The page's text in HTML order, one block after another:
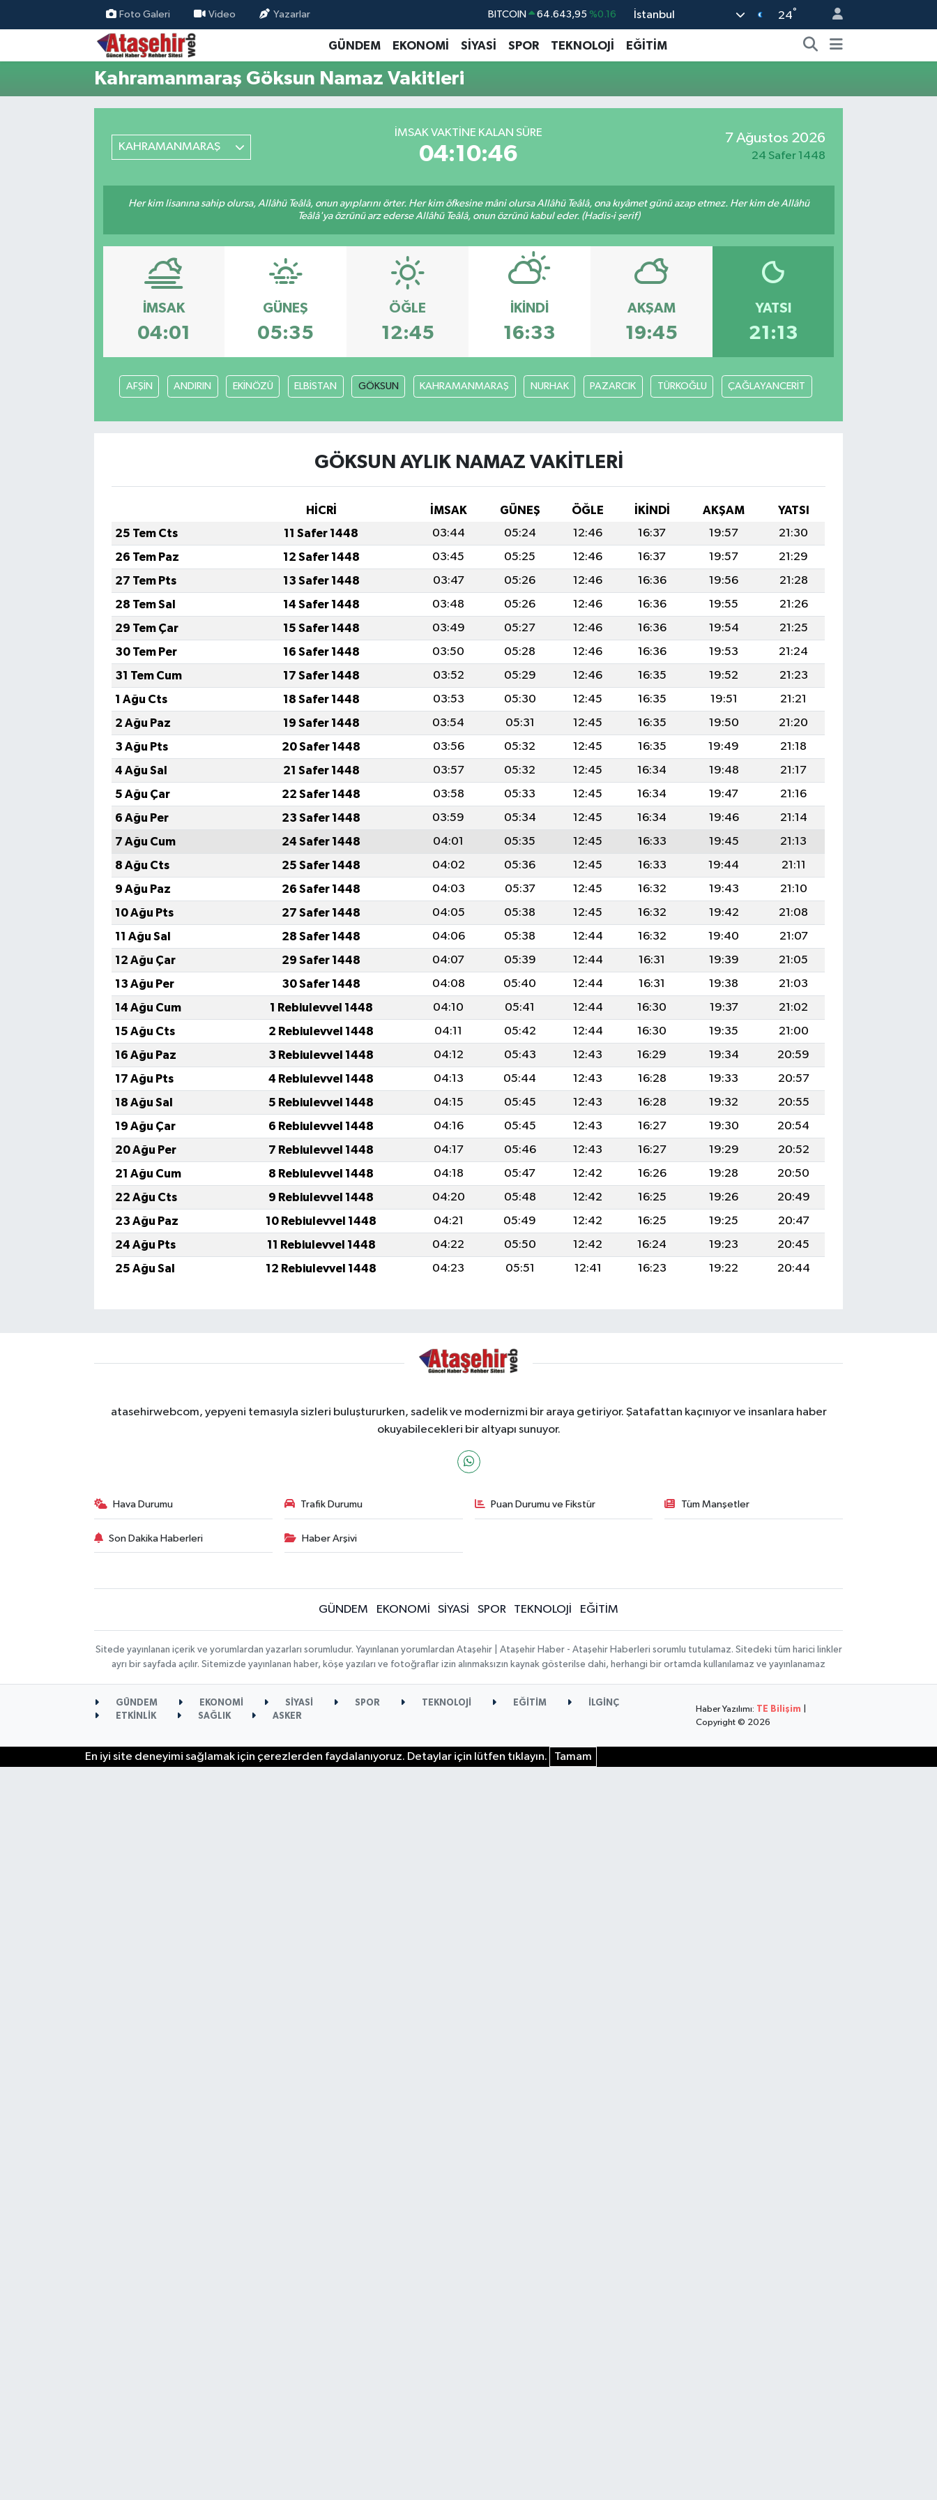
Foto Galeri Video Yazarlar BITCOIN 64.643,95 %0.16
DOLAR 47,6704 %0
EURO 55,0406 %-0.08
İstanbul 24°
GÜNDEM EKONOMİ SİYASİ SPOR TEKNOLOJİ EĞİTİM
Kahramanmaraş Göksun Namaz Vakitleri
KAHRAMANMARAŞ
İMSAK VAKTINE KALAN SÜRE
04:10:45
7 Ağustos 2026
24 Safer 1448
Her kim lisanına sahip olursa, Allâhü Teâlâ, onun ayıplarını örter. Her kim öfkesine mâni olursa Allâhü Teâlâ, ona kıyâmet günü azap etmez. Her kim de Allâhü
Teâlâ'ya özrünü arz ederse Allâhü Teâlâ, onun özrünü kabul eder. (Hadis-i şerif)
İMSAK
04:01
GÜNEŞ
05:35
ÖĞLE
12:45
İKINDI
16:33
AKŞAM
19:45
YATSI
21:13
AFŞİN ANDIRIN EKİNÖZÜ ELBİSTAN GÖKSUN KAHRAMANMARAŞ NURHAK PAZARCIK TÜRKOĞLU ÇAĞLAYANCERİT
GÖKSUN AYLIK NAMAZ VAKITLERI
HİCRİ İMSAK GÜNEŞ ÖĞLE İKINDI AKŞAM
YATSI
25 Tem Cts
11 Safer 1448 03:44 05:24 12:46 16:37 19:57
21:30
26 Tem Paz
12 Safer 1448 03:45 05:25 12:46 16:37 19:57
21:29
27 Tem Pts
13 Safer 1448 03:47 05:26 12:46 16:36 19:56
21:28
28 Tem Sal
14 Safer 1448 03:48 05:26 12:46 16:36 19:55
21:26
29 Tem Çar
15 Safer 1448 03:49 05:27 12:46 16:36 19:54
21:25
30 Tem Per
16 Safer 1448 03:50 05:28 12:46 16:36 19:53
21:24
31 Tem Cum
17 Safer 1448 03:52 05:29 12:46 16:35 19:52
21:23
1 Ağu Cts
18 Safer 1448 03:53 05:30 12:45 16:35 19:51
21:21
2 Ağu Paz
19 Safer 1448 03:54 05:31 12:45 16:35 19:50
21:20
3 Ağu Pts
20 Safer 1448 03:56 05:32 12:45 16:35 19:49
21:18
4 Ağu Sal
21 Safer 1448 03:57 05:32 12:45 16:34 19:48
21:17
5 Ağu Çar
22 Safer 1448 03:58 05:33 12:45 16:34 19:47
21:16
6 Ağu Per
23 Safer 1448 03:59 05:34 12:45 16:34 19:46
21:14
7 Ağu Cum
24 Safer 1448 04:01 05:35 12:45 16:33 19:45
21:13
8 Ağu Cts
25 Safer 1448 04:02 05:36 12:45 16:33 19:44
21:11
9 Ağu Paz
26 Safer 1448 04:03 05:37 12:45 16:32 19:43
21:10
10 Ağu Pts
27 Safer 1448 04:05 05:38 12:45 16:32 19:42
21:08
11 Ağu Sal
28 Safer 1448 04:06 05:38 12:44 16:32 19:40
21:07
12 Ağu Çar
29 Safer 1448 04:07 05:39 12:44 16:31 19:39
21:05
13 Ağu Per
30 Safer 1448 04:08 05:40 12:44 16:31 19:38
21:03
14 Ağu Cum
1 Rebiulevvel 1448 04:10 05:41 12:44 16:30 19:37
21:02
15 Ağu Cts
2 Rebiulevvel 1448 04:11 05:42 12:44 16:30 19:35
21:00
16 Ağu Paz
3 Rebiulevvel 1448 04:12 05:43 12:43 16:29 19:34
20:59
17 Ağu Pts
4 Rebiulevvel 1448 04:13 05:44 12:43 16:28 19:33
20:57
18 Ağu Sal
5 Rebiulevvel 1448 04:15 05:45 12:43 16:28 19:32
20:55
19 Ağu Çar
6 Rebiulevvel 1448 04:16 05:45 12:43 16:27 19:30
20:54
20 Ağu Per
7 Rebiulevvel 1448 04:17 05:46 12:43 16:27 19:29
20:52
21 Ağu Cum
8 Rebiulevvel 1448 04:18 05:47 12:42 16:26 19:28
20:50
22 Ağu Cts
9 Rebiulevvel 1448 04:20 05:48 12:42 16:25 19:26
20:49
23 Ağu Paz
10 Rebiulevvel 1448 04:21 05:49 12:42 16:25 19:25
20:47
24 Ağu Pts
11 Rebiulevvel 1448 04:22 05:50 12:42 16:24 19:23
20:45
25 Ağu Sal
12 Rebiulevvel 1448 04:23 05:51 12:41 16:23 19:22 20:44
atasehirwebcom, yepyeni temasıyla sizleri buluştururken, sadelik ve modernizmi bir araya getiriyor. Şatafattan kaçınıyor ve insanlara haber
okuyabilecekleri bir altyapı sunuyor.
Hava Durumu Trafik Durumu Puan Durumu ve Fikstür Tüm Manşetler
Son Dakika Haberleri Haber Arşivi
GÜNDEM EKONOMİ SİYASİ SPOR TEKNOLOJİ EĞİTİM
Sitede yayınlanan içerik ve yorumlardan yazarları sorumludur. Yayınlanan yorumlardan Ataşehir | Ataşehir Haber - Ataşehir Haberleri sorumlu tutulamaz. Sitedeki tüm harici linkler
ayrı bir sayfada açılır. Sitemizde yayınlanan haber, köşe yazıları ve fotoğraflar izin alınmaksızın kaynak gösterilse dahi, herhangi bir ortamda kullanılamaz ve yayınlanamaz
GÜNDEM EKONOMİ SİYASİ SPOR TEKNOLOJİ EĞİTİM
İLGİNÇ
ETKİNLİK
SAĞLIK ASKER
Haber Yazılımı: TE Bilişim
Copyright © 2026
En iyi site deneyimi sağlamak için çerezlerden faydalanıyoruz. Detaylar için lütfen tıklayın. Tamam
Hava Durumu
Trafik Durumu
Tüm Manşetler